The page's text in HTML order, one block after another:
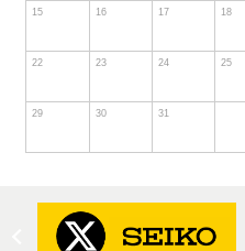
15 16 17 18
22 23 24 25
29 30 31